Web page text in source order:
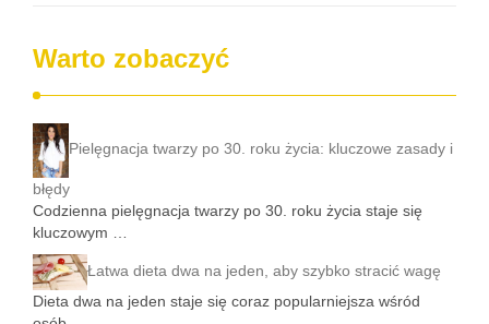
Warto zobaczyć
Pielęgnacja twarzy po 30. roku życia: kluczowe zasady i
błędy
Codzienna pielęgnacja twarzy po 30. roku życia staje się
kluczowym …
Łatwa dieta dwa na jeden, aby szybko stracić wagę
Dieta dwa na jeden staje się coraz popularniejsza wśród